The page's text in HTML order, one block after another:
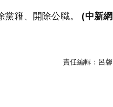
籍、開除公職。
(中新網
責任編輯： 呂馨